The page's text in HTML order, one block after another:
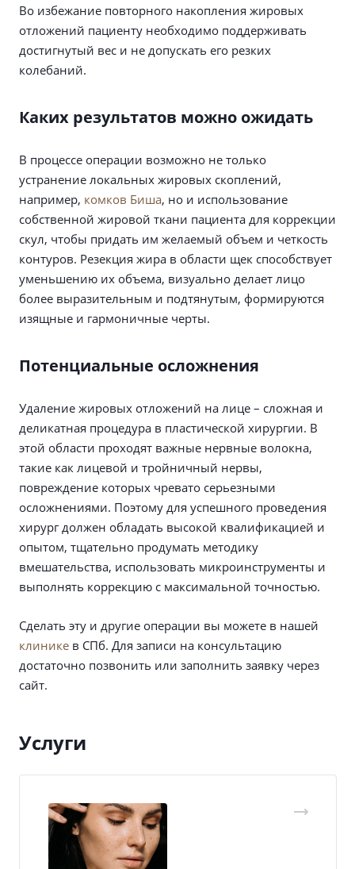
Во избежание повторного накопления жировых
отложений пациенту необходимо поддерживать
достигнутый вес и не допускать его резких
колебаний.
Каких результатов можно ожидать
В процессе операции возможно не только
устранение локальных жировых скоплений,
например, комков Биша, но и использование
собственной жировой ткани пациента для коррекции
скул, чтобы придать им желаемый объем и четкость
контуров. Резекция жира в области щек способствует
уменьшению их объема, визуально делает лицо
более выразительным и подтянутым, формируются
изящные и гармоничные черты.
Потенциальные осложнения
Удаление жировых отложений на лице – сложная и
деликатная процедура в пластической хирургии. В
этой области проходят важные нервные волокна,
такие как лицевой и тройничный нервы,
повреждение которых чревато серьезными
осложнениями. Поэтому для успешного проведения
хирург должен обладать высокой квалификацией и
опытом, тщательно продумать методику
вмешательства, использовать микроинструменты и
выполнять коррекцию с максимальной точностью.
Сделать эту и другие операции вы можете в нашей
клинике в СПб. Для записи на консультацию
достаточно позвонить или заполнить заявку через
сайт.
Услуги